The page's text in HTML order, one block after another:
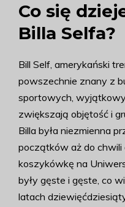
Co się
Billa Selfa?
Bill Self, amerykański
powszechnie znany z
sportowych,
zwiększają objętość i
Billa była niezmienna
początków aż do chwili
koszykówkę na
były gęste i gęste, co
latach